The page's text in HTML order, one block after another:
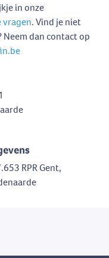
in onze
vragen. Vind je niet
Neem dan contact op
RPR Gent,